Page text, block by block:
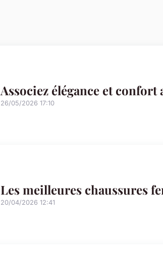
Associez élégance et
26/05/2026 17:10
Les meilleures chaussures
20/04/2026 12:41